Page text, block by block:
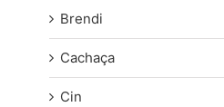
Brendi
Cachaça
Cin